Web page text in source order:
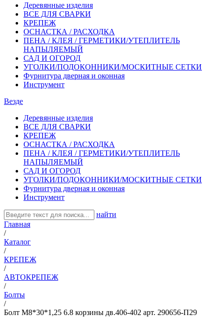
Деревянные изделия
ВСЕ ДЛЯ СВАРКИ
КРЕПЕЖ
ОСНАСТКА / РАСХОДКА
ПЕНА / КЛЕЯ / ГЕРМЕТИКИ/УТЕПЛИТЕЛЬ
НАПЫЛЯЕМЫЙ
САД И ОГОРОД
УГОЛКИ/ПОДОКОННИКИ/МОСКИТНЫЕ СЕТКИ
Фурнитура дверная и оконная
Инструмент
Везде
Деревянные изделия
ВСЕ ДЛЯ СВАРКИ
КРЕПЕЖ
ОСНАСТКА / РАСХОДКА
ПЕНА / КЛЕЯ / ГЕРМЕТИКИ/УТЕПЛИТЕЛЬ
НАПЫЛЯЕМЫЙ
САД И ОГОРОД
УГОЛКИ/ПОДОКОННИКИ/МОСКИТНЫЕ СЕТКИ
Фурнитура дверная и оконная
Инструмент
найти
Главная
/
Каталог
/
КРЕПЕЖ
/
АВТОКРЕПЕЖ
/
Болты
/
Болт М8*30*1,25 6.8 корзины дв.406-402 арт. 290656-П29